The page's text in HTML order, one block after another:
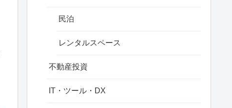
民泊
レンタルスペース
不動産投資
IT・ツール・DX